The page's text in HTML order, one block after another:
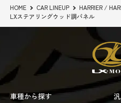
HOME CAR LINEUP
HARRIER /
LXステアリングウッド調パネル
車種から探す